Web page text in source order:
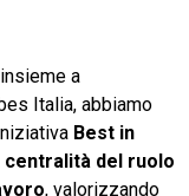
a
Italia, abbiamo
Best in
del ruolo
, valorizzando